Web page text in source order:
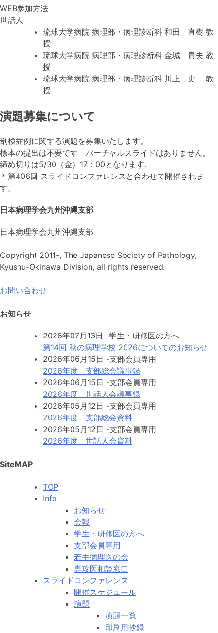
WEB参加方法
世話人
琉球大学病院 病理部・病理診断科 和田 直樹 教
授
琉球大学病院 病理部・病理診断科 金城 貴夫 教
授
琉球大学病院 病理部・病理診断科 川上 史
教
授
演題募集について
剖検症例に関する演題を募集いたします。
標本の提出は不要です バーチャルスライドはありません。
締め切りは5/30（金）17：00となります。
＊第406回 スライドコンファレンスと合わせて開催されま
す。
日本病理学会九州沖縄支部
日本病理学会九州沖縄支部
Copyright 2011-, The Japanese Society of Pathology,
Kyushu-Okinawa Division, all rights reserved.
お問い合わせ
お知らせ
2026年07月13日 -学生・研修医の方へ
第14回 秋の病理学校 2026についてのお知らせ
2026年06月15日 -支部会員専用
2026年度 支部総会議事録
2026年06月15日 -支部会員専用
2026年度 世話人会議事録
2026年05月12日 -支部会員専用
2026年度 支部総会資料
2026年05月12日 -支部会員専用
2026年度 世話人会資料
SiteMAP
TOP
Info
お知らせ
会報
学生・研修医の方へ
支部会員専用
若手病理医の会
専攻医相談窓口
スライドコンファレンス
開催スケジュール
演題
演題一覧
印刷用抄録